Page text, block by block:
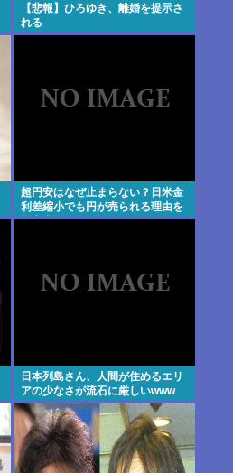
【悲報】ひろゆき、離婚を提示さ
れる
超円安はなぜ止まらない？日米金
利差縮小でも円が売られる理由を
初心者向けに解説
日本列島さん、人間が住めるエリ
アの少なさが流石に厳しいwww